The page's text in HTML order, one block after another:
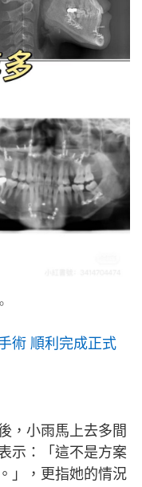
術 順利完成正式
，小雨馬上去多間
示：「這不是方案
」，更指她的情況